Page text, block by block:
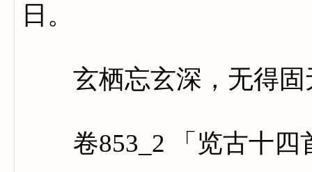
日。
玄栖忘玄深，无得固
卷853_2 「览古十四